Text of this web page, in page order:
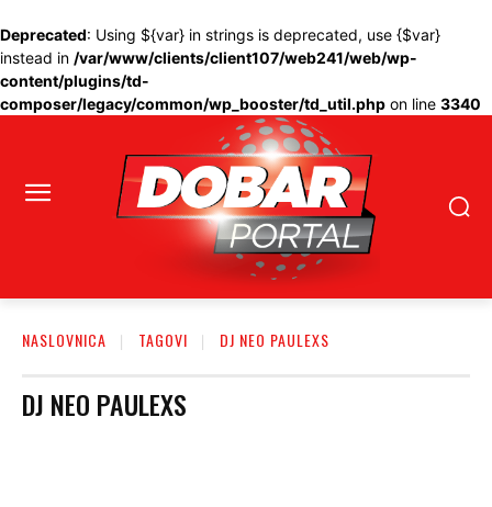
Deprecated: Using ${var} in strings is deprecated, use {$var}
instead in /var/www/clients/client107/web241/web/wp-
content/plugins/td-
composer/legacy/common/wp_booster/td_util.php on line 3340
NASLOVNICA TAGOVI DJ NEO PAULEXS
DJ NEO PAULEXS